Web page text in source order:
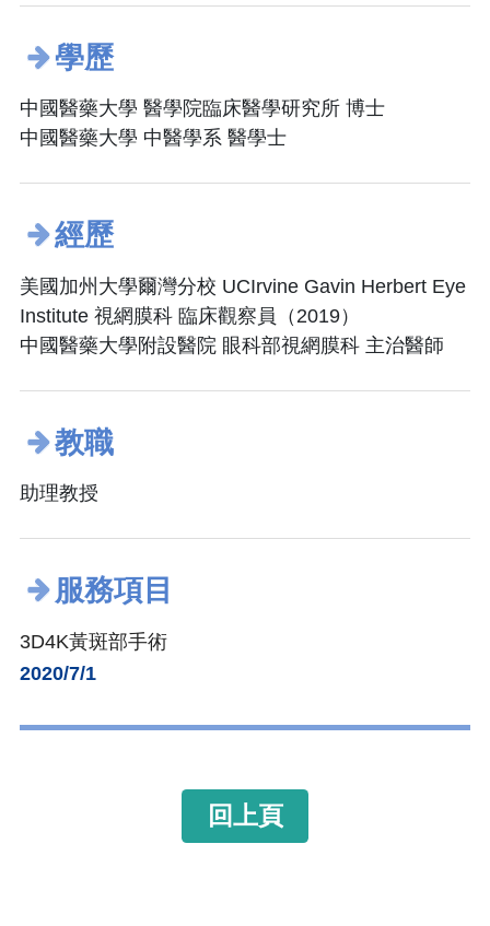
學歷
中國醫藥大學 醫學院臨床醫學研究所 博士
中國醫藥大學 中醫學系 醫學士
經歷
美國加州大學爾灣分校 UCIrvine Gavin Herbert Eye
Institute 視網膜科 臨床觀察員（2019）
中國醫藥大學附設醫院 眼科部視網膜科 主治醫師
教職
助理教授
服務項目
3D4K黃斑部手術
2020/7/1
回上頁